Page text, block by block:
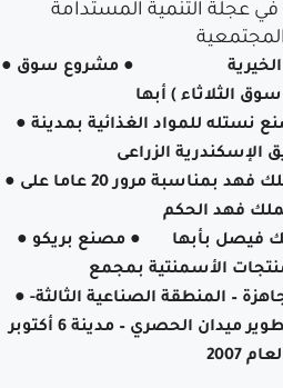
عجلة التنمية المستدامة
● مسابقة قصر ثقافة القناطر الخيرية ● مشروع سوق
الثلاثاء ) أبها
● الامتداد ومبنى الثلاجة لمصنع نستله للمواد الغذائية بمدينة
● مشروع النصب التذكاري للملك فهد بمناسبة مرور 20 عاما على
فهد الحكم
● مشروع تطوير مسجد الملك فيصل بأبها ● مصنع بريكو
● مصنع ريتشي للملابس الجاهزة – المنطقة الصناعية الثالثة-
مدينة 6 أكتوبر. ● أعمال تطوير ميدان الحصري – مدينة 6 أكتوبر